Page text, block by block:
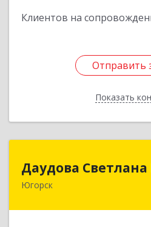
Клиентов на
Отправить
Показать
Отправить
Назад
Даудова
Югорск